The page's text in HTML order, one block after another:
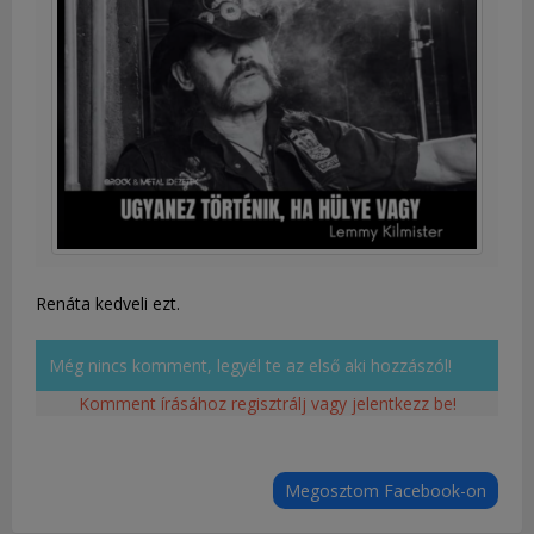
Renáta kedveli ezt.
Még nincs komment, legyél te az első aki hozzászól!
Komment írásához regisztrálj vagy jelentkezz be!
Megosztom Facebook-on